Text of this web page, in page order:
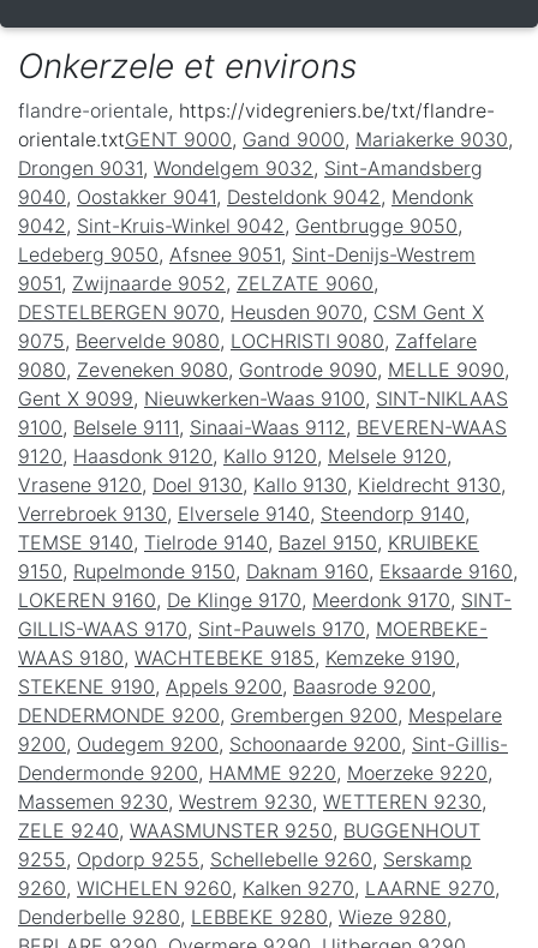
Onkerzele et environs
flandre-orientale, https://videgreniers.be/txt/flandre-
orientale.txtGENT 9000, Gand 9000, Mariakerke 9030,
Drongen 9031, Wondelgem 9032 , Sint-Amandsberg
9040, Oostakker 9041, Desteldonk 9042 , Mendonk
9042 , Sint-Kruis-Winkel 9042 , Gentbrugge 9050,
Ledeberg 9050, Afsnee 9051, Sint-Denijs-Westrem
9051, Zwijnaarde 9052 , ZELZATE 9060,
DESTELBERGEN 9070, Heusden 9070, CSM Gent X
9075, Beervelde 9080, LOCHRISTI 9080, Zaffelare
9080, Zeveneken 9080, Gontrode 9090, MELLE 9090,
Gent X 9099, Nieuwkerken-Waas 9100, SINT-NIKLAAS
9100, Belsele 9111, Sinaai-Waas 9112 , BEVEREN-WAAS
9120, Haasdonk 9120, Kallo 9120, Melsele 9120,
Vrasene 9120, Doel 9130, Kallo 9130, Kieldrecht 9130,
Verrebroek 9130, Elversele 9140, Steendorp 9140,
TEMSE 9140, Tielrode 9140, Bazel 9150, KRUIBEKE
9150, Rupelmonde 9150, Daknam 9160, Eksaarde 9160,
LOKEREN 9160, De Klinge 9170, Meerdonk 9170, SINT-
GILLIS-WAAS 9170, Sint-Pauwels 9170, MOERBEKE-
WAAS 9180, WACHTEBEKE 9185, Kemzeke 9190,
STEKENE 9190, Appels 9200, Baasrode 9200,
DENDERMONDE 9200, Grembergen 9200, Mespelare
9200, Oudegem 9200, Schoonaarde 9200, Sint-Gillis-
Dendermonde 9200, HAMME 9220, Moerzeke 9220,
Massemen 9230, Westrem 9230, WETTEREN 9230,
ZELE 9240, WAASMUNSTER 9250, BUGGENHOUT
9255, Opdorp 9255, Schellebelle 9260, Serskamp
9260, WICHELEN 9260, Kalken 9270, LAARNE 9270,
Denderbelle 9280, LEBBEKE 9280, Wieze 9280,